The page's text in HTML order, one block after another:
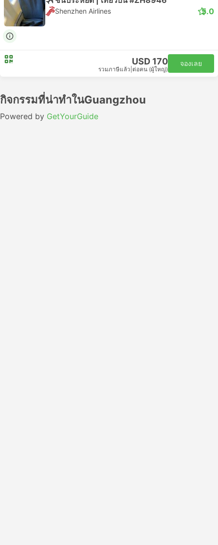
Shenzhen Airlines 5.0
USD 170
รวมภาษีแล้ว ต่อคน (ผู้ใหญ่)
จองเลย
กิจกรรมที่น่าทำในGuangzhou
Powered by GetYourGuide